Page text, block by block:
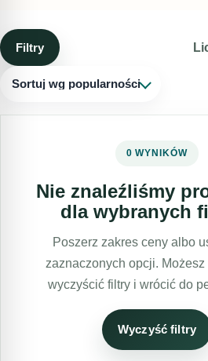
redukcję niedoskonałości, takich jak
przebarwienia czy utrata jędrności.
pozytywnie wpłyną na wygląd i
Filtry
Sortuj wg popularności
0 WYNIKÓW
Nie znaleźliśmy
dla wybranych
Poszerz zakres ceny albo
zaznaczonych opcji. Możesz
wyczyścić filtry i wrócić do
Wyczyść filtry